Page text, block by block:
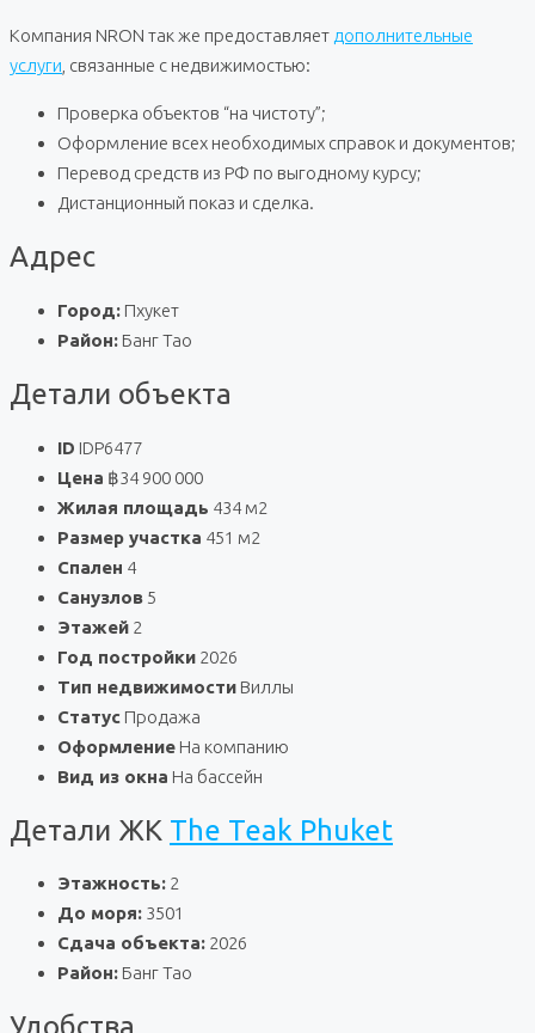
Компания NRON так же предоставляет дополнительные
услуги , связанные с недвижимостью:
Проверка объектов “на чистоту”;
Оформление всех необходимых справок и документов;
Перевод средств из РФ по выгодному курсу;
Дистанционный показ и сделка.
Адрес
Город: Пхукет
Район: Банг Тао
Детали объекта
ID IDP6477
Цена ฿34 900 000
Жилая площадь 434 м2
Размер участка 451 м2
Спален 4
Санузлов 5
Этажей 2
Год постройки 2026
Тип недвижимости Виллы
Статус Продажа
Оформление На компанию
Вид из окна На бассейн
Детали ЖК The Teak Phuket
Этажность: 2
До моря: 3501
Сдача объекта: 2026
Район: Банг Тао